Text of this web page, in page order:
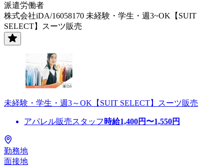
派遣労働者
株式会社iDA/16058170 未経験・学生・週3~OK【SUIT
SELECT】スーツ販売
未経験・学生・週3～OK【SUIT SELECT】スーツ販売
アパレル販売スタッフ 時給1,400円〜1,550円
勤務地
面接地